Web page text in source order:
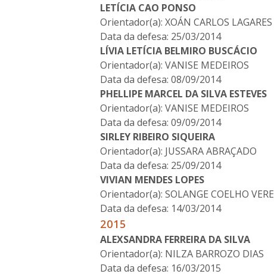
LETÍCIA CAO PONSO
Orientador(a): XOÁN CARLOS
Data da defesa: 25/03/2014
LÍVIA LETÍCIA BELMIRO BUSCÁCIO
Orientador(a): VANISE MEDEIROS
Data da defesa: 08/09/2014
PHELLIPE MARCEL DA SILVA ESTEVES
Orientador(a): VANISE MEDEIROS
Data da defesa: 09/09/2014
SIRLEY RIBEIRO SIQUEIRA
Orientador(a): JUSSARA ABRAÇADO
Data da defesa: 25/09/2014
VIVIAN MENDES LOPES
Orientador(a): SOLANGE COELHO
Data da defesa: 14/03/2014
2015
ALEXSANDRA FERREIRA DA SILVA
Orientador(a): NILZA BARROZO DIAS
Data da defesa: 16/03/2015